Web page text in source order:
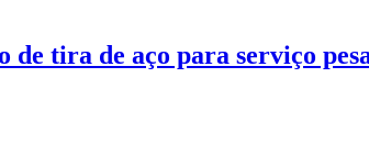
tira de aço para serviço